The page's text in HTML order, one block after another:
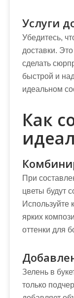
Услуги
Убедитесь,
доставки.
сделать
быстрой и
идеальном
Как
При
цветы будут
Используйте
ярких
оттенки для
Зелень в
только